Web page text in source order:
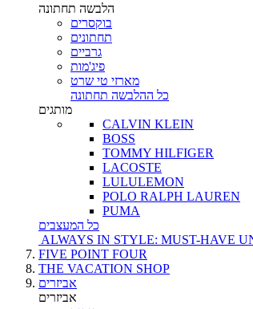
הלבשה תחתונה
בוקסרים
תחתונים
גרביים
פיג'מות
מארזי טי שרט
כל ההלבשה תחתונה
מותגים
CALVIN KLEIN
BOSS
TOMMY HILFIGER
LACOSTE
LULULEMON
POLO RALPH LAUREN
PUMA
כל המעצבים
ALWAYS IN STYLE: MUST-HAVE
FIVE POINT FOUR
THE VACATION SHOP
אביזרים
אביזרים